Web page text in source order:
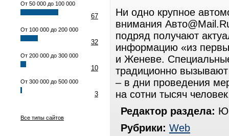
От 50 000 до 100 000
67
От 100 000 до 200 000
32
От 200 000 до 300 000
10
От 300 000 до 500 000
3
Все типы сайтов
Ни одно крупное
внимания
подряд получают
информацию «из
и Женеве.
традиционно
– в дни проведения
на сотни тысяч
Редактор раздела:
Рубрики: Web